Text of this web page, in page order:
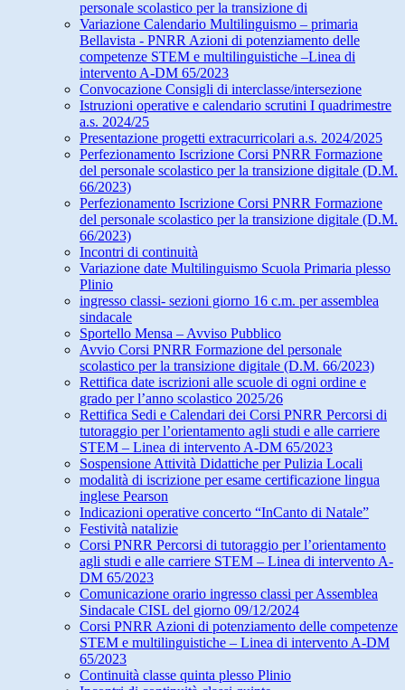
personale scolastico per la transizione di
Variazione Calendario Multilinguismo – primaria
Bellavista - PNRR Azioni di potenziamento delle
competenze STEM e multilinguistiche –Linea di
intervento A-DM 65/2023
Convocazione Consigli di interclasse/intersezione
Istruzioni operative e calendario scrutini I quadrimestre
a.s. 2024/25
Presentazione progetti extracurricolari a.s. 2024/2025
Perfezionamento Iscrizione Corsi PNRR Formazione
del personale scolastico per la transizione digitale (D.M.
66/2023)
Perfezionamento Iscrizione Corsi PNRR Formazione
del personale scolastico per la transizione digitale (D.M.
66/2023)
Incontri di continuità
Variazione date Multilinguismo Scuola Primaria plesso
Plinio
ingresso classi- sezioni giorno 16 c.m. per assemblea
sindacale
Sportello Mensa – Avviso Pubblico
Avvio Corsi PNRR Formazione del personale
scolastico per la transizione digitale (D.M. 66/2023)
Rettifica date iscrizioni alle scuole di ogni ordine e
grado per l’anno scolastico 2025/26
Rettifica Sedi e Calendari dei Corsi PNRR Percorsi di
tutoraggio per l’orientamento agli studi e alle carriere
STEM – Linea di intervento A-DM 65/2023
Sospensione Attività Didattiche per Pulizia Locali
modalità di iscrizione per esame certificazione lingua
inglese Pearson
Indicazioni operative concerto “InCanto di Natale”
Festività natalizie
Corsi PNRR Percorsi di tutoraggio per l’orientamento
agli studi e alle carriere STEM – Linea di intervento A-
DM 65/2023
Comunicazione orario ingresso classi per Assemblea
Sindacale CISL del giorno 09/12/2024
Corsi PNRR Azioni di potenziamento delle competenze
STEM e multilinguistiche – Linea di intervento A-DM
65/2023
Continuità classe quinta plesso Plinio